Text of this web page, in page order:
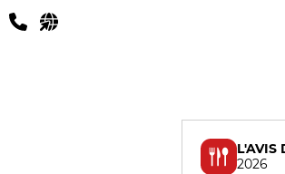
L'AVIS
2026